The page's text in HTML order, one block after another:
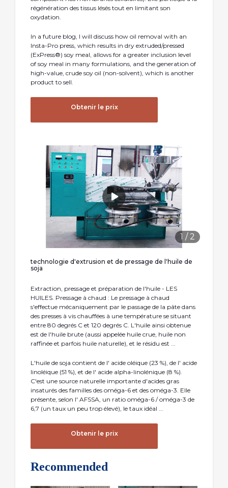
régénération des tissus lésés tout en limitant son
oxydation.
In a future blog, I will discuss how oil removal with an
Insta-Pro press, which results in dry extruded/pressed
(ExPress®) soy meal, allows for a greater inclusion level
of soy meal in many formulations, and the generation of
high-value, crude soy oil (non-solvent), which is another
product to sell.
Obtenir le prix
1 / 2
technologie d'extrusion et de pressage de l'huile de
soja
Extraction, pressage et préparation de l'huile - LES
HUILES. Pressage à chaud : Le pressage à chaud
s'effectue mécaniquement par le passage de la pâte dans
des presses à vis chauffées à une température se situant
entre 80 degrés C et 120 degrés C. L'huile ainsi obtenue
est de l'huile brute (aussi appelée huile crue, huile non
raffinée et parfois huile naturelle), et le résidu est ...
L'huile de soja contient de l' acide oléique (23 %), de l' acide
linoléique (51 %), et de l' acide alpha-linolénique (8 %).
C'est une source naturelle importante d'acides gras
insaturés des familles des oméga-6 et des oméga-3. Elle
présente, selon l' AFSSA, un ratio oméga-6 / oméga-3 de
6,7 (un taux un peu trop élevé), le taux idéal ...
Obtenir le prix
Recommended